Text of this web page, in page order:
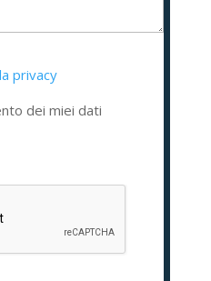
privacy
dei miei dati